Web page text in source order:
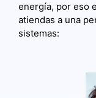
energía, por eso
atiendas a una
sistemas: